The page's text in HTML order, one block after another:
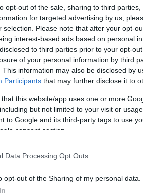
opt-out of the sale, sharing to third
for targeted advertising by us,
selection. Please note that after your opt-
interest-based ads based on personal
to third parties prior to your opt-
of your personal information by third
This information may also be disclosed by
Participants that may further disclose it to
that this website/app uses one or more
but not limited to your visit or
to Google and its third-party tags to use
consent section.
Data Processing Opt Outs
opt-out of the Sharing of my personal data.
all in 🙌pic.twitter.com/
Team (@MercedesAMGF1)
στην «ουρά»
ανατροπές στην
θέσεις η ένταση ήταν
το αρνητικό σερί